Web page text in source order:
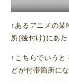
↑あるアニメの某
所(後付け)にあ
↑こちらでいう
どが付帯箇所に